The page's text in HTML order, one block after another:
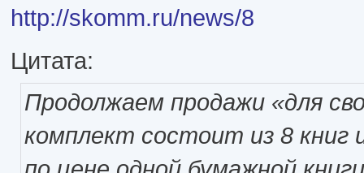
http://skomm.ru/news/8
Цитата:
Продолжаем продажи «для
комплект состоит из 8 книг